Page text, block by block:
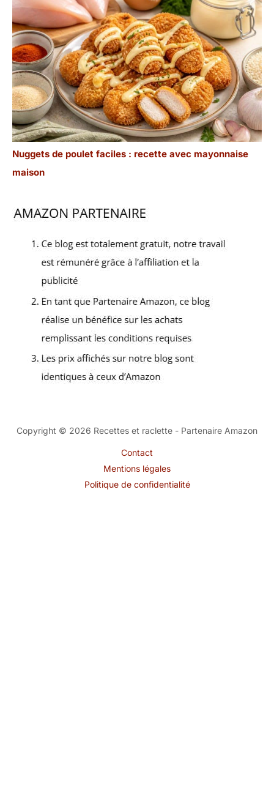
Nuggets de poulet faciles : recette avec mayonnaise
maison
Copyright © 2026 Recettes et raclette - Partenaire Amazon
Contact
Mentions légales
Politique de confidentialité